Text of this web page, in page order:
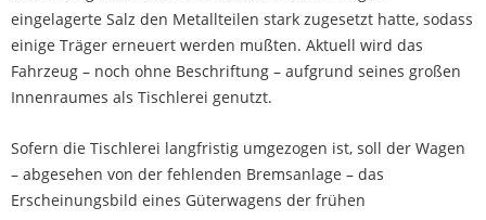
eingelagerte Salz den Metallteilen stark zugesetzt hatte, sodass
einige Träger erneuert werden mußten. Aktuell wird das
Fahrzeug – noch ohne Beschriftung – aufgrund seines großen
Innenraumes als Tischlerei genutzt.
Sofern die Tischlerei langfristig umgezogen ist, soll der Wagen
– abgesehen von der fehlenden Bremsanlage – das
Erscheinungsbild eines Güterwagens der frühen